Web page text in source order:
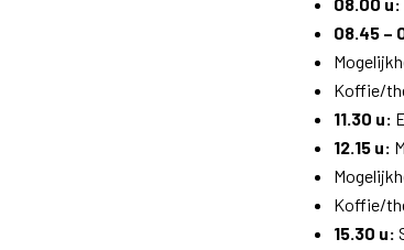
08.45 –
Koffie/
11.30 u:
12.15 u:
Koffie/
15.30 u: